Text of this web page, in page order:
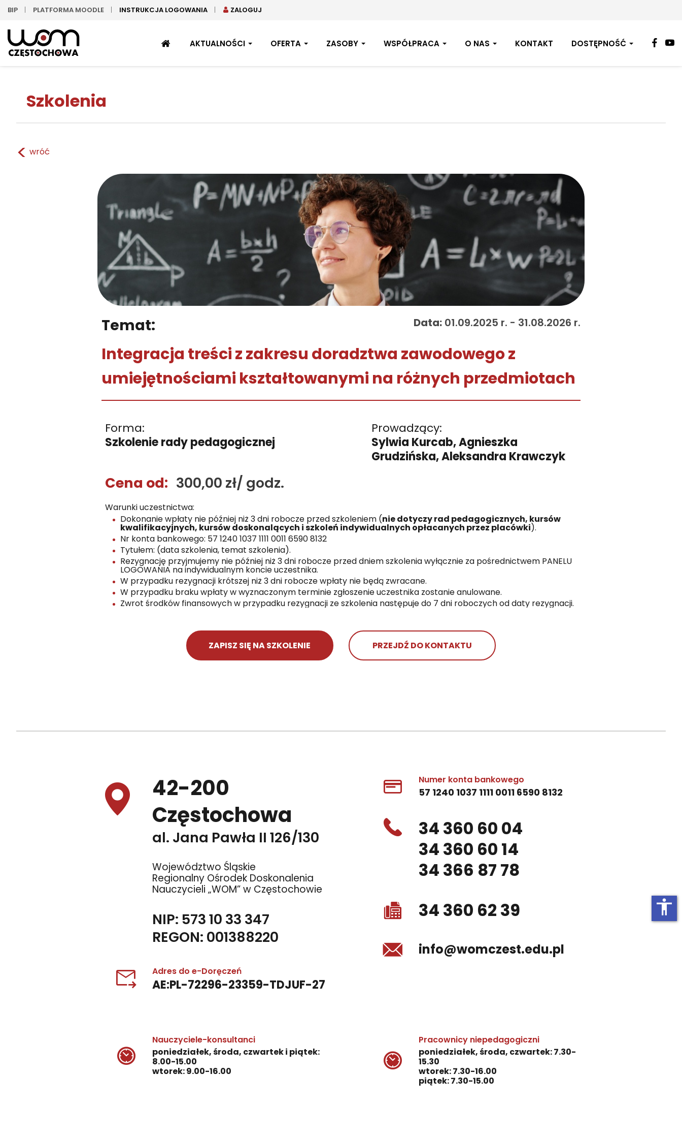
BIP PLATFORMA MOODLE INSTRUKCJA LOGOWANIA ZALOGUJ
STRONAAKTUALNOŚCI OFERTA ZASOBY WSPÓŁPRACA O NAS KONTAKT DOSTĘPNOŚĆ
Szkolenia
< wróć
Temat: Data: 01.09.2025 r. - 31.08.2026 r.
Integracja treści z zakresu doradztwa zawodowego z
umiejętnościami kształtowanymi na różnych przedmiotach
Forma:
Szkolenie rady pedagogicznej
Prowadzący:
Sylwia Kurcab, Agnieszka
Grudzińska, Aleksandra Krawczyk
Cena od: 300,00 zł/ godz.
Warunki uczestnictwa:
Dokonanie wpłaty nie później niż 3 dni robocze przed szkoleniem (nie dotyczy rad pedagogicznych, kursów
kwalifikacyjnych, kursów doskonalących i szkoleń indywidualnych opłacanych przez placówki).
Nr konta bankowego: 57 1240 1037 1111 0011 6590 8132
Tytułem: (data szkolenia, temat szkolenia).
Rezygnację przyjmujemy nie później niż 3 dni robocze przed dniem szkolenia wyłącznie za pośrednictwem PANELU
LOGOWANIA na indywidualnym koncie uczestnika.
W przypadku rezygnacji krótszej niż 3 dni robocze wpłaty nie będą zwracane.
W przypadku braku wpłaty w wyznaczonym terminie zgłoszenie uczestnika zostanie anulowane.
Zwrot środków finansowych w przypadku rezygnacji ze szkolenia następuje do 7 dni roboczych od daty rezygnacji.
ZAPISZ SIĘ NA SZKOLENIE PRZEJDŹ DO KONTAKTU
42-200
Częstochowa
al. Jana Pawła II 126/130
Województwo Śląskie
Regionalny Ośrodek Doskonalenia
Nauczycieli „WOM” w Częstochowie
NIP: 573 10 33 347
REGON: 001388220
Adres do e-Doręczeń
AE:PL-72296-23359-TDJUF-27
Numer konta bankowego
57 1240 1037 1111 0011 6590 8132
34 360 60 04
34 360 60 14
34 366 87 78
34 360 62 39
info@womczest.edu.pl
Nauczyciele-konsultanci
poniedziałek, środa, czwartek i piątek:
8.00-15.00
wtorek: 9.00-16.00
Pracownicy niepedagogiczni
poniedziałek, środa, czwartek: 7.30-
15.30
wtorek: 7.30-16.00
piątek: 7.30-15.00
accessibility